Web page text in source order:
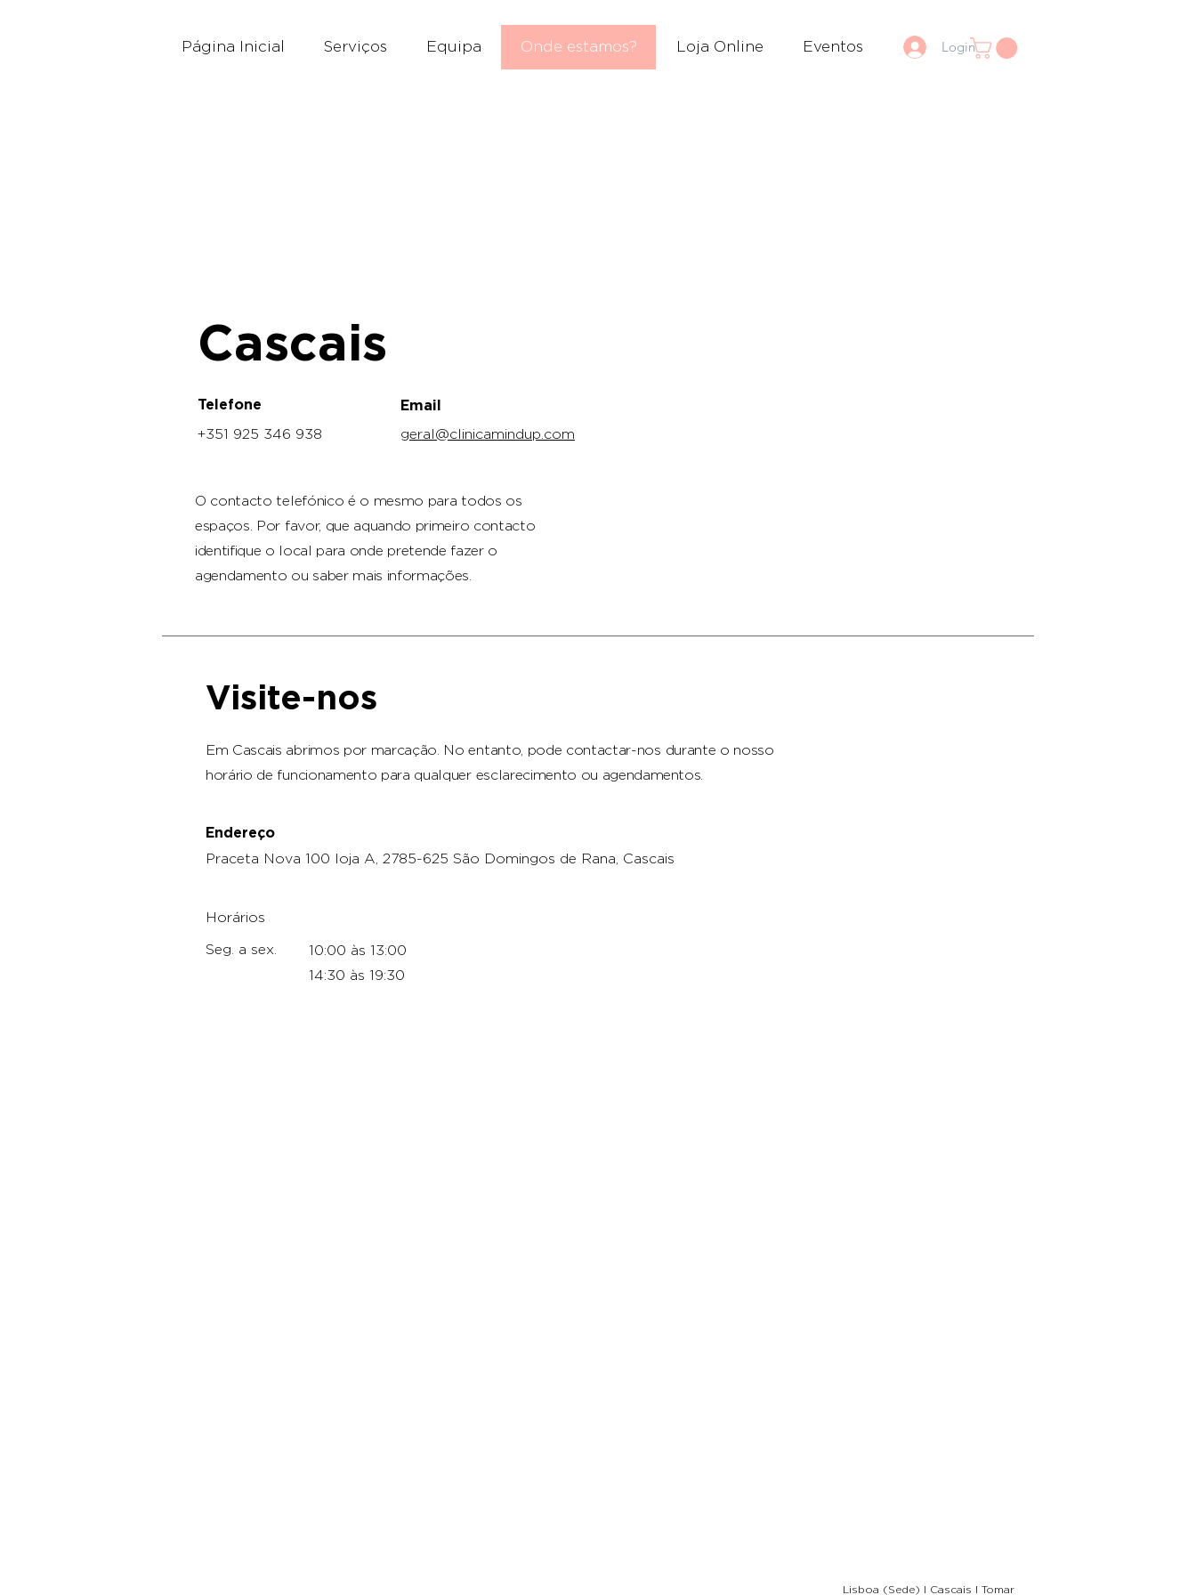
Página Inicial Serviços Equipa Onde estamos? Loja Online Eventos Login
Cascais
Telefone
+351 925 346 938
Email
geral@clinicamindup.com
O contacto telefónico é o mesmo para todos os
espaços. Por favor, que aquando primeiro contacto
identifique o local para onde pretende fazer o
agendamento ou saber mais informações.
Visite-nos
Em Cascais abrimos por marcação. No entanto, pode contactar-nos durante o nosso
horário de funcionamento para qualquer esclarecimento ou agendamentos.
Endereço
Praceta Nova 100 loja A, 2785-625 São Domingos de Rana, Cascais
Horários
Seg. a sex.
10:00 às 13:00
14:30 às 19:30
Lisboa (Sede) I Cascais I Tomar